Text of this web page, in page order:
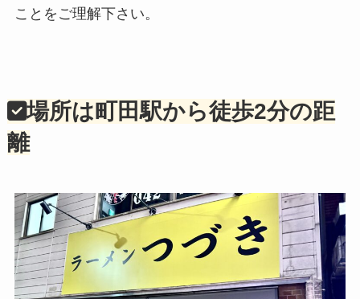
ことをご理解下さい。
場所は町田駅から徒歩2分の距
離